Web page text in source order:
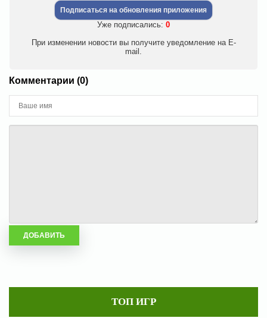
Подписаться на обновления приложения
Уже подписались: 0
При изменении новости вы получите уведомление на E-
mail.
Комментарии (0)
ТОП ИГР